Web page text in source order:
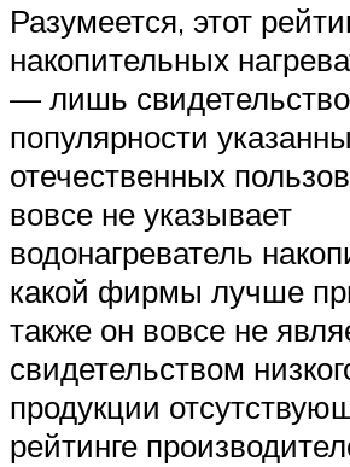
Разумеется, этот
накопительных
— лишь
популярности
отечественных
вовсе не указывает
водонагреватель
какой фирмы лучше
также он вовсе не
свидетельством
продукции
рейтинге